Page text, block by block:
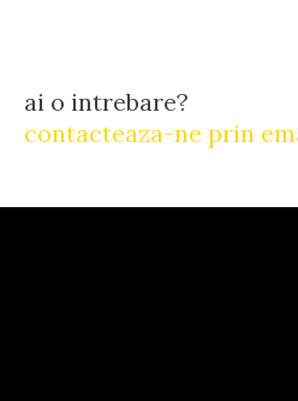
ai o intrebare?
contacteaza-ne prin